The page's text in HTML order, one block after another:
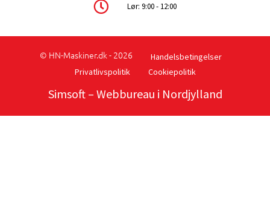
Lør: 9:00 - 12:00
© HN-Maskiner.dk - 2026
Handelsbetingelser
Privatlivspolitik
Cookiepolitik
Simsoft– Webbureau i Nordjylland